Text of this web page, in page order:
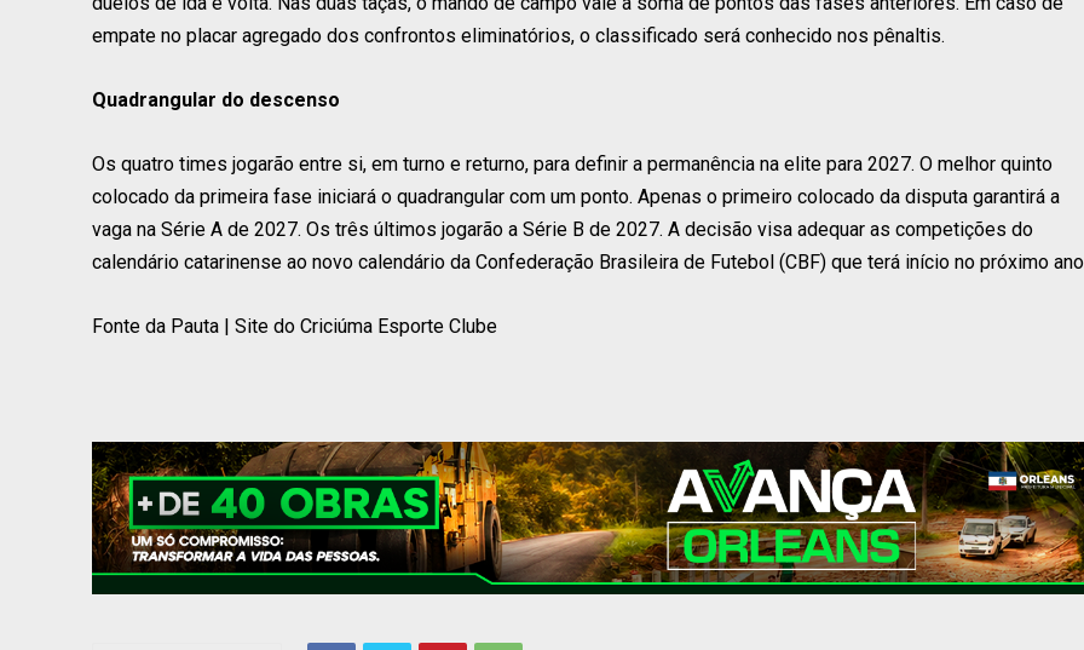
empate no placar agregado dos confrontos eliminatórios, o classificado será conhecido nos pênaltis.
Quadrangular do descenso
Os quatro times jogarão entre si, em turno e returno, para definir a permanência na elite para 2027. O melhor quinto
colocado da primeira fase iniciará o quadrangular com um ponto. Apenas o primeiro colocado da disputa garantirá a
vaga na Série A de 2027. Os três últimos jogarão a Série B de 2027. A decisão visa adequar as competições do
calendário catarinense ao novo calendário da Confederação Brasileira de Futebol (CBF) que terá início no próximo
Fonte da Pauta | Site do Criciúma Esporte Clube